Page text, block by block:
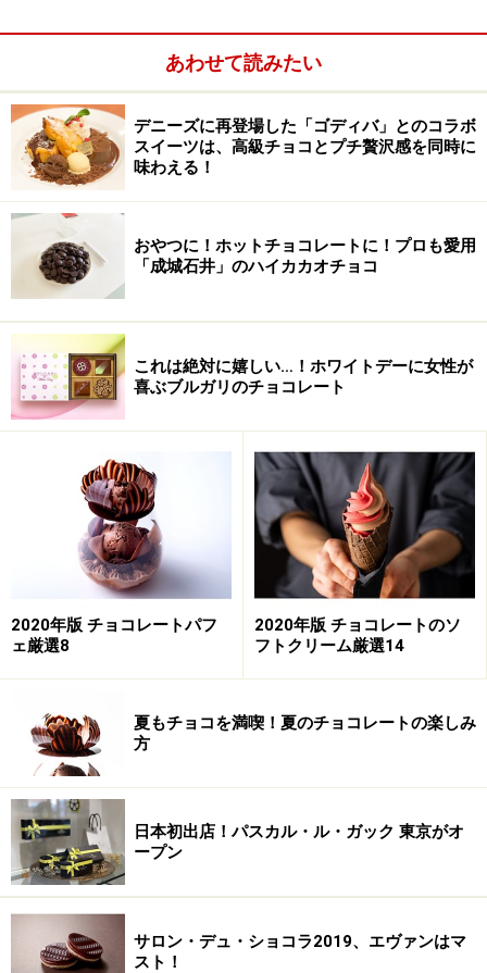
なんと3月26日の新機種初就航時に、搭乗者全員にベト
のチョコレートをプレゼントしてくださる、というので
す！なんて素敵なエアライン!!
機内のみんなが、美味しいチョコレートを持ってベトナ
ムへ行く。ああ、もう想像しただけで私はハッピーにな
って、初就航当日に羽田からハノイを訪れることを決め
ました。
記念すべき初就航日にベトナムへ
初就航の3月26日、羽田空港へ。搭乗ゲートでは、搭乗
たオリジナルトートバッグが配られました。
3月26日、搭乗者全員にチョコレート入りのバッグをプレゼ
ント
私も受け取りましたが、フライト前に受け取るチョコレ
ート、想像以上にうれしいものです！機内に乗り込む足
どりは自然とスキップに（笑）。1枚はベトナム航空ら
しい、ブルーの｢ラムドン」です。
あわせて読みたい
デニーズに再登場した「ゴディバ」とのコラボ
スイーツは、高級チョコとプチ贅沢感を同時に
味わえる！
おやつに！ホットチョコレートに！プロも愛用
「成城石井」のハイカカオチョコ
これは絶対に嬉しい…！ホワイトデーに女性が
喜ぶブルガリのチョコレート
2020年版 チョコレートパフ
ェ厳選8
2020年版 チョコレートのソ
フトクリーム厳選14
夏もチョコを満喫！夏のチョコレートの楽しみ
方
日本初出店！パスカル・ル・ガック 東京がオ
ープン
サロン・デュ・ショコラ2019、エヴァンはマ
スト！